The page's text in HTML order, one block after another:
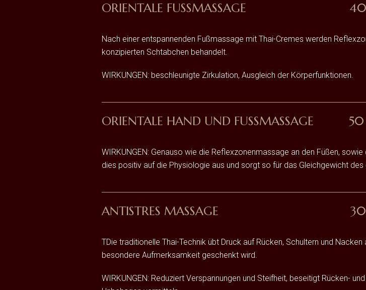
ORIENTALE FUSSMASSAGE
Nach einer entspannenden Fußmassage mit Thai-Cremes werden
konzipierten Schtabchen behandelt.
WIRKUNGEN: beschleunigte Zirkulation, Ausgleich der Körperfunktionen.
ORIENTALE HAND UND FUSSMASSAGE
WIRKUNGEN: Genauso wie die Reflexzonenmassage an den Füßen,
dies positiv auf die Physiologie aus und sorgt so für das Gleichgewicht
ANTISTRES MASSAGE
TDie traditionelle Thai-Technik übt Druck auf Rücken, Schultern und
besondere Aufmerksamkeit geschenkt wird.
WIRKUNGEN: Reduziert Verspannungen und Steifheit, beseitigt Rücken-